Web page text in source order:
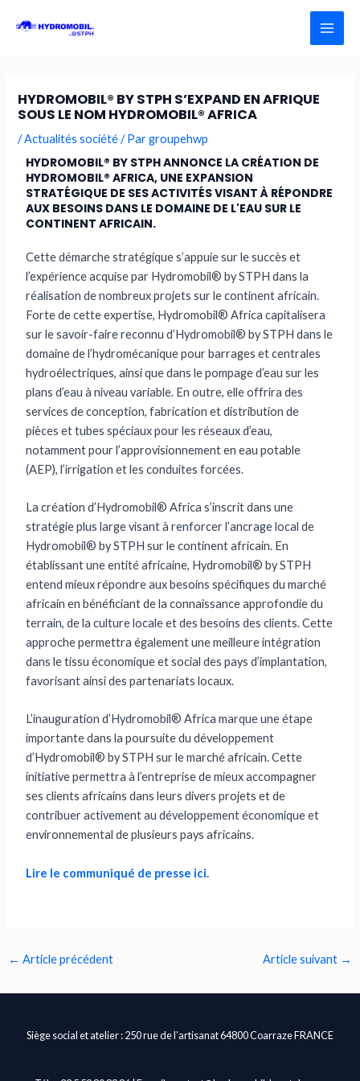
HYDROMOBIL® BY STPH S’EXPAND EN AFRIQUE
SOUS LE NOM HYDROMOBIL® AFRICA
/Actualités société/ Pargroupehwp
HYDROMOBIL® BY STPH ANNONCE LA CRÉATION DE
HYDROMOBIL® AFRICA, UNE EXPANSION
STRATÉGIQUE DE SES ACTIVITÉS VISANT À RÉPONDRE
AUX BESOINS DANS LE DOMAINE DE L'EAU SUR LE
CONTINENT AFRICAIN.
Cette démarche stratégique s’appuie sur le succès et
l’expérience acquise par Hydromobil® by STPH dans la
réalisation de nombreux projets sur le continent africain.
Forte de cette expertise, Hydromobil® Africa capitalisera
sur le savoir-faire reconnu d’Hydromobil® by STPH dans le
domaine de l’hydromécanique pour barrages et centrales
hydroélectriques, ainsi que dans le pompage d’eau sur les
plans d’eau à niveau variable. En outre, elle offrira des
services de conception, fabrication et distribution de
pièces et tubes spéciaux pour les réseaux d’eau,
notamment pour l’approvisionnement en eau potable
(AEP), l’irrigation et les conduites forcées.
La création d’Hydromobil® Africa s’inscrit dans une
stratégie plus large visant à renforcer l’ancrage local de
Hydromobil® by STPH sur le continent africain. En
établissant une entité africaine, Hydromobil® by STPH
entend mieux répondre aux besoins spécifiques du marché
africain en bénéficiant de la connaissance approfondie du
terrain, de la culture locale et des besoins des clients. Cette
approche permettra également une meilleure intégration
dans le tissu économique et social des pays d’implantation,
favorisant ainsi des partenariats locaux.
L’inauguration d’Hydromobil® Africa marque une étape
importante dans la poursuite du développement
d’Hydromobil® by STPH sur le marché africain. Cette
initiative permettra à l’entreprise de mieux accompagner
ses clients africains dans leurs divers projets et de
contribuer activement au développement économique et
environnemental de plusieurs pays africains.
Lire le communiqué de presse ici.
← Article précédent Article suivant →
Siège social et atelier : 250 rue de l’artisanat 64800 Coarraze FRANCE